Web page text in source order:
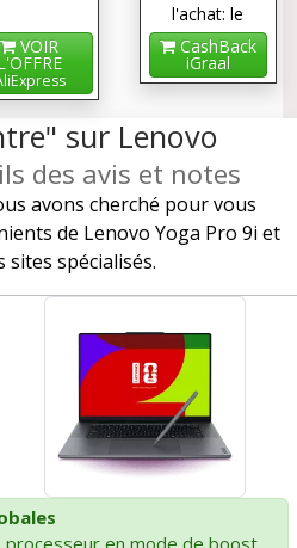
VOIR
l'achat: le
cashback !
CashBack
iGraal
sur Lenovo
des avis et notes
avons cherché pour vous
de Lenovo Yoga Pro 9i et
spécialisés.
en mode de boost